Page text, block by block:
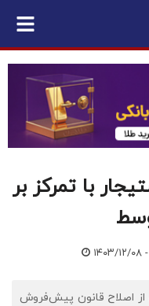
با تمرکز بر
۰۸ - ۲۰:۱۲
از اصلاح قانون پیش‌فروش